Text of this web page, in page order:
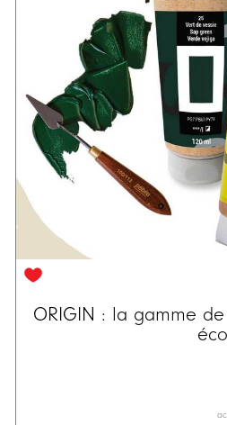
ORIGIN : la gamme